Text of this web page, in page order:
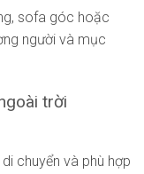
sofa góc hoặc
người và mục
trời
chuyển và phù hợp